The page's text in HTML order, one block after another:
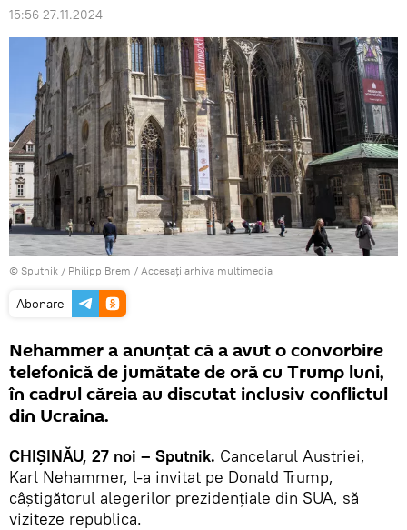
15:56 27.11.2024
© Sputnik / Philipp Brem / Accesați arhiva multimedia
Abonare
Nehammer a anunțat că a avut o convorbire
telefonică de jumătate de oră cu Trump luni,
în cadrul căreia au discutat inclusiv conflictul
din Ucraina.
CHIȘINĂU, 27 noi – Sputnik. Cancelarul Austriei,
Karl Nehammer, l-a invitat pe Donald Trump,
câștigătorul alegerilor prezidențiale din SUA, să
viziteze republica.